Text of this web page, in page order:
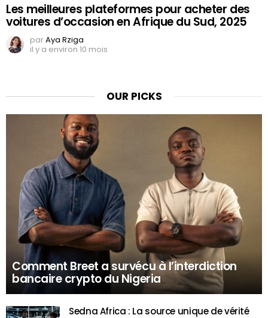
Les meilleures plateformes pour acheter des
voitures d’occasion en Afrique du Sud, 2025
parAya Rziga
il y a environ 10 mois
OUR PICKS
Comment Breet a survécu à l’interdiction
bancaire crypto du Nigeria
Sedna Africa : La source unique de vérité